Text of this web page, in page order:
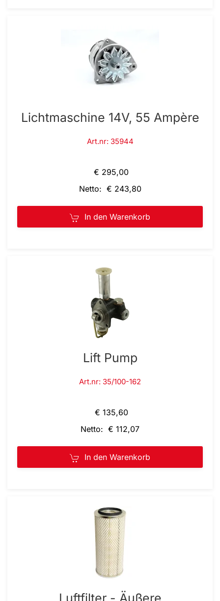
Lichtmaschine 14V, 55 Ampère
Art.nr: 35944
€ 295,00
Netto: € 243,80
In den Warenkorb
Lift Pump
Art.nr: 35/100-162
€ 135,60
Netto: € 112,07
In den Warenkorb
Luftfilter - Äußere